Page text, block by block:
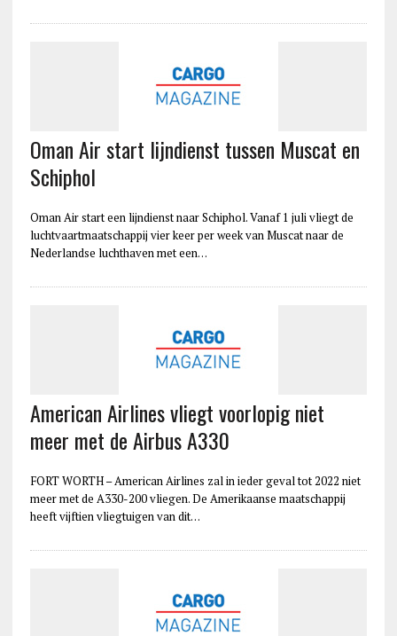
Oman Air start lijndienst tussen Muscat en
Schiphol
Oman Air start een lijndienst naar Schiphol. Vanaf 1 juli vliegt de
luchtvaartmaatschappij vier keer per week van Muscat naar de
Nederlandse luchthaven met een…
American Airlines vliegt voorlopig niet
meer met de Airbus A330
FORT WORTH – American Airlines zal in ieder geval tot 2022 niet
meer met de A330-200 vliegen. De Amerikaanse maatschappij
heeft vijftien vliegtuigen van dit…